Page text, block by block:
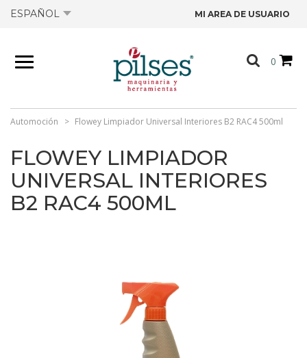
ESPAÑOL MI AREA DE USUARIO
0
PRODUCTOS
TIENDA
OFERTAS
CATÁLOGOS
Automoción Flowey Limpiador Universal Interiores B2 RAC4 500ml
FLOWEY LIMPIADOR
UNIVERSAL INTERIORES
B2 RAC4 500ML